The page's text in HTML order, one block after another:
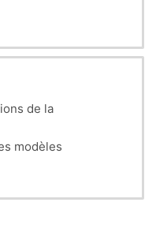
de la
modèles
des